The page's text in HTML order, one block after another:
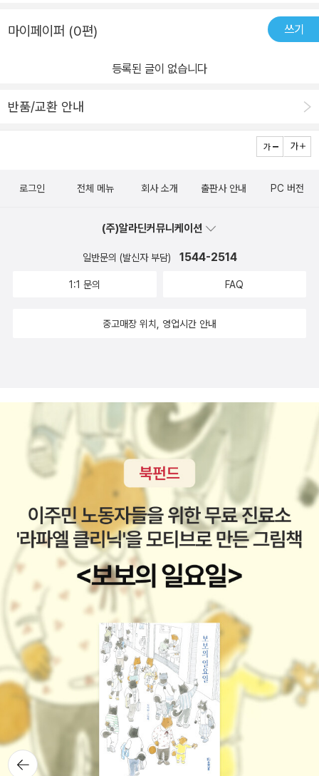
제라든지,세금은 왜 강제성을 가져야 하는지,빈부 격차의 유무와 재
야기같지만,흥미롭게 지식을 쏙쏙 머릿속에 넣을 수 있을거예요
마이페이퍼 (0편) 쓰기
등록된 글이 없습니다
반품/교환 안내
뒤로가
기
로그인 전체 메뉴 회사 소개 출판사 안내 PC 버전
(주)알라딘커뮤니케이션
일반문의 (발신자 부담) 1544-2514
1:1 문의 FAQ
중고매장 위치, 영업시간 안내